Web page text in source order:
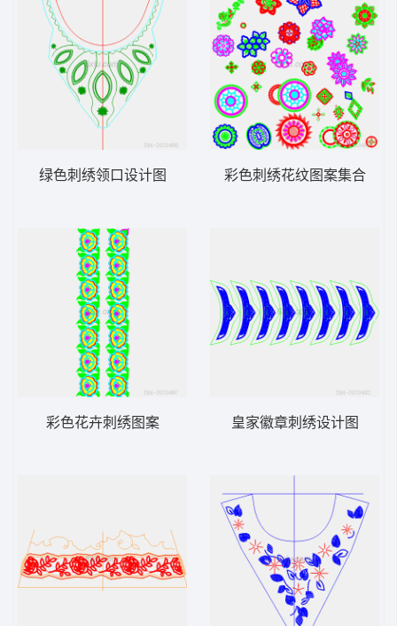
绿色刺绣领口设计图
彩色花卉刺绣图案
彩色刺绣花纹图案集合
皇家徽章刺绣设计图